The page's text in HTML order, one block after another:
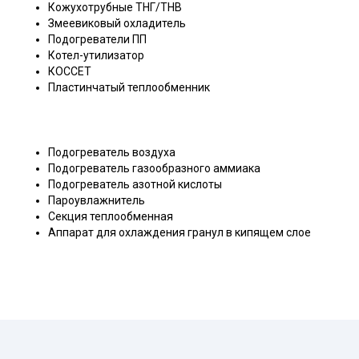
Кожухотрубные ТНГ/ТНВ
Змеевиковый охладитель
Подогреватели ПП
Котел-утилизатор
КОССЕТ
Пластинчатый теплообменник
Подогреватель воздуха
Подогреватель газообразного аммиака
Подогреватель азотной кислоты
Пароувлажнитель
Секция теплообменная
Аппарат для охлаждения гранул в кипящем слое